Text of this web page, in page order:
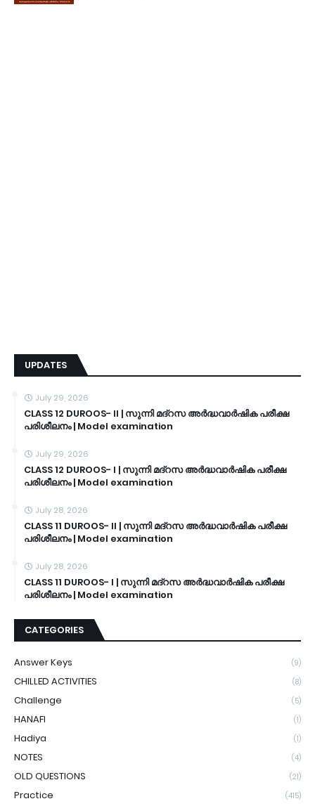
UPDATES
July 29, 2026
CLASS 12 DUROOS- II | സുന്നി മദ്റസ അർദ്ധവാർഷിക പരീക്ഷ
പരിശീലനം | Model examination
July 29, 2026
CLASS 12 DUROOS- I | സുന്നി മദ്റസ അർദ്ധവാർഷിക പരീക്ഷ
പരിശീലനം | Model examination
July 28, 2026
CLASS 11 DUROOS- II | സുന്നി മദ്റസ അർദ്ധവാർഷിക പരീക്ഷ
പരിശീലനം | Model examination
July 28, 2026
CLASS 11 DUROOS- I | സുന്നി മദ്റസ അർദ്ധവാർഷിക പരീക്ഷ
പരിശീലനം | Model examination
CATEGORIES
Answer Keys (9)
CHILLED ACTIVITIES (8)
Challenge (5)
HANAFI (1)
Hadiya (1)
NOTES (4)
OLD QUESTIONS (21)
Practice (415)